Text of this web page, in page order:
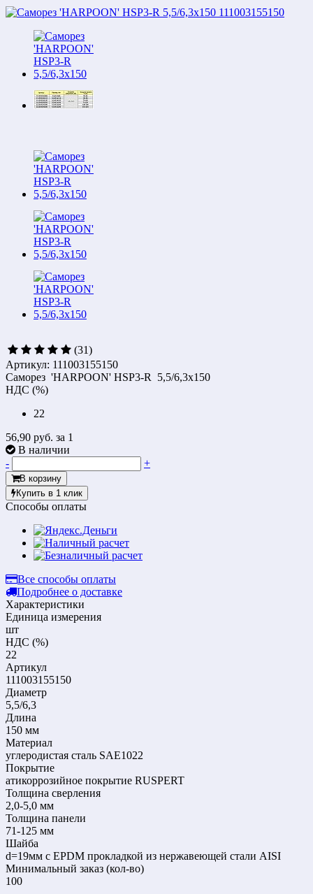
(31)
Артикул: 111003155150
Саморез 'HARPOON' HSP3-R 5,5/6,3x150
НДС (%)
22
56,90 руб. за 1
В наличии
-
+
В корзину
Купить в 1 клик
Способы оплаты
Все способы оплаты
Подробнее о доставке
Характеристики
Единица измерения
шт
НДС (%)
22
Артикул
111003155150
Диаметр
5,5/6,3
Длина
150 мм
Материал
углеродистая сталь SAE1022
Покрытие
атикоррозийное покрытие RUSPERT
Толщина сверления
2,0-5,0 мм
Толщина панели
71-125 мм
Шайба
d=19мм с EPDM прокладкой из нержавеющей стали AISI
Mинимальный заказ (кол-во)
100